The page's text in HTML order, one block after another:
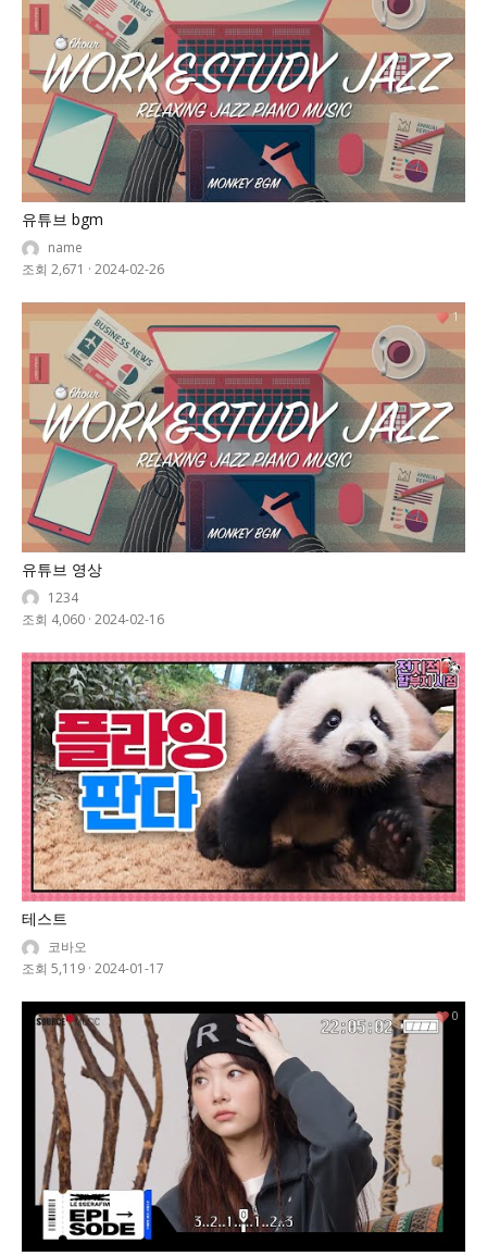
유튜브 bgm
name
조회 2,671 · 2024-02-26
유튜브 영상
1234
조회 4,060 · 2024-02-16
1
테스트
코바오
조회 5,119 · 2024-01-17
0
0